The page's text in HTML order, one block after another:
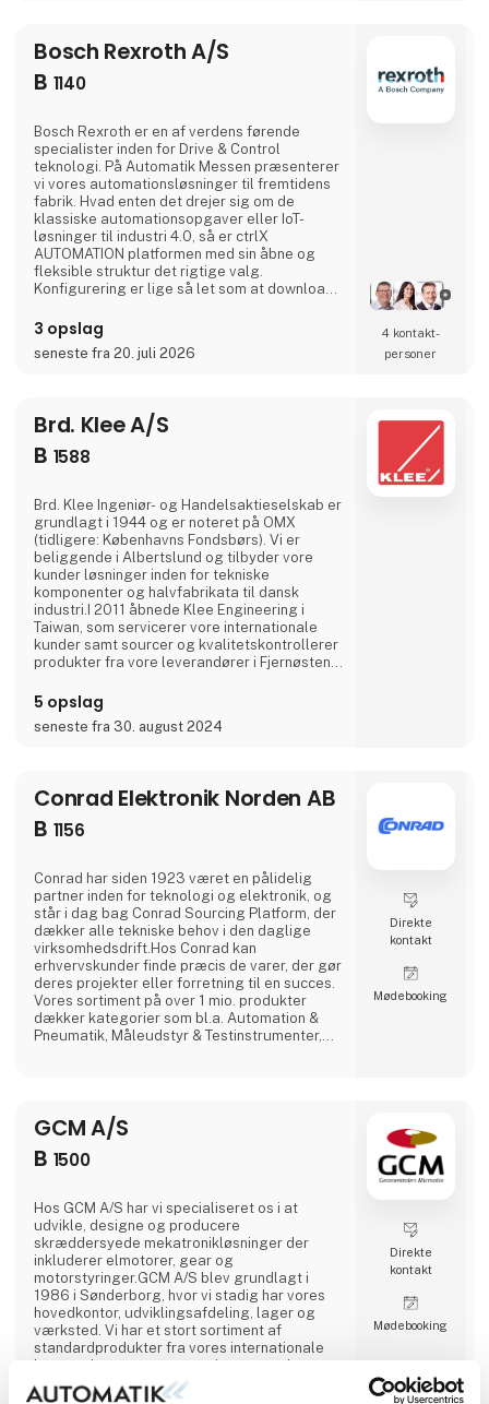
Bosch Rexroth A/S
B 1140
Bosch Rexroth er en af verdens førende
specialister inden for Drive & Control
teknologi. På Automatik Messen præsenterer
vi vores automationsløsninger til fremtidens
fabrik. Hvad enten det drejer sig om de
klassiske automationsopgaver eller IoT-
løsninger til industri 4.0, så er ctrlX
AUTOMATION platformen med sin åbne og
fleksible struktur det rigtige valg.
Konfigurering er lige så let som at downloade
programmering sker med en enkel low
code/no code tilgang. På vores stand
udstiller vi vores:* Kartesiske robot-koncept
3 opslag
seneste fra 20. juli 2026
4 kontakt­
personer
Brd. Klee A/S
B 1588
Brd. Klee Ingeniør- og Handelsaktieselskab er
grundlagt i 1944 og er noteret på OMX
(tidligere: Københavns Fondsbørs). Vi er
beliggende i Albertslund og tilbyder vore
kunder løsninger inden for tekniske
komponenter og halvfabrikata til dansk
industri.I 2011 åbnede Klee Engineering i
Taiwan, som servicerer vore internationale
kunder samt sourcer og kvalitetskontrollerer
produkter fra vore leverandører i Fjernøsten.
på mere end en halv million varenumre er
opdelt i følgende grupper:• Gear &
Gearmotorer• Motorer, Pumper & Blæsere•
5 opslag
seneste fra 30. august 2024
Conrad Elektronik Norden AB
B 1156
Conrad har siden 1923 været en pålidelig
partner inden for teknologi og elektronik, og
står i dag bag Conrad Sourcing Platform, der
dækker alle tekniske behov i den daglige
virksomhedsdrift.Hos Conrad kan
erhvervskunder finde præcis de varer, der gør
deres projekter eller forretning til en succes.
Vores sortiment på over 1 mio. produkter
dækker kategorier som bl.a. Automation &
Pneumatik, Måleudstyr & Testinstrumenter,
Ved hjælp af skræddersyede e-
indkøbsløsninger forenkler Conrad
komplekse ind
Direkte
kontakt
Møde­booking
GCM A/S
B 1500
Hos GCM A/S har vi specialiseret os i at
udvikle, designe og producere
skræddersyede mekatronikløsninger der
inkluderer elmotorer, gear og
motorstyringer.GCM A/S blev grundlagt i
1986 i Sønderborg, hvor vi stadig har vores
hovedkontor, udviklingsafdeling, lager og
værksted. Vi har et stort sortiment af
standardprodukter fra vores internationale
leverandører, men vores primære styrke er at
levere kundetilpassede løsninger og
engagere os i udviklingsprojekter, hvor der
Direkte
kontakt
Møde­booking